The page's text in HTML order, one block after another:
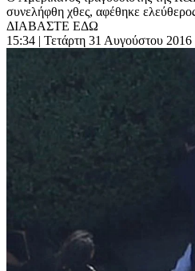
συνελήφθη χθες, αφέθηκε
ΔΙΑΒΑΣΤΕ ΕΔΩ
15:34 | Τετάρτη 31 Αυγούστου 2016